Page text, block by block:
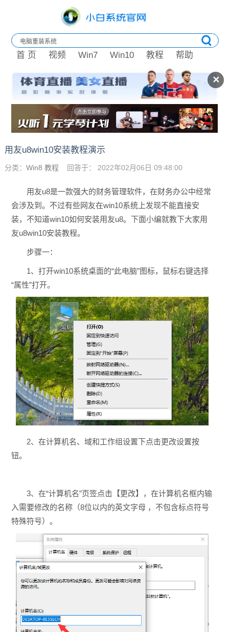
✕
首 页 视频 Win7 Win10 教程 帮助
用友u8win10安装教程演示
分类： Win8 教程 回答于： 2022年02月06日 09:48:00
用友u8是一款强大的财务管理软件，在财务办公中经常
会涉及到。不过有些网友在win10系统上发现不能直接安
装，不知道win10如何安装用友u8。下面小编就教下大家用
友u8win10安装教程。
步骤一：
1、打开win10系统桌面的“此电脑”图标，鼠标右键选择
“属性”打开。
2、在计算机名、域和工作组设置下点击更改设置按
钮。
3、在“计算机名”页签点击【更改】，在计算机名框内输
入需要修改的名称（8位以内的英文字母 ，不包含标点符号
特殊符号）。